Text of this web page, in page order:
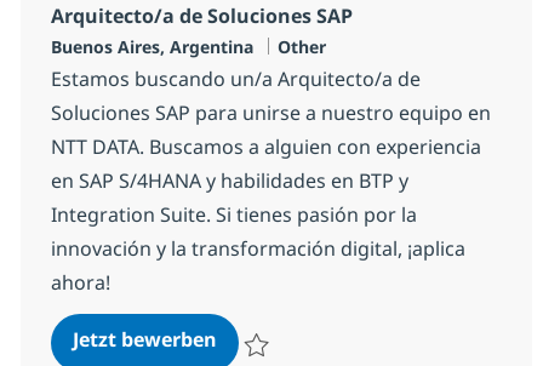
Arquitecto/a de Soluciones SAP
Standort
Buenos Aires, Argentina Kategorie
Other
Estamos buscando un/a Arquitecto/a de
Soluciones SAP para unirse a nuestro equipo en
NTT DATA. Buscamos a alguien con experiencia
en SAP S/4HANA y habilidades en BTP y
Integration Suite. Si tienes pasión por la
innovación y la transformación digital, ¡aplica
ahora!
Jetzt bewerbenArquitecto/a de Soluciones SAP